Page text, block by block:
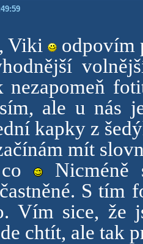
Viki
odpovím
nezapomeň
ale u nás
kapky z
mít
Nicméně
S tím
Vím sice, že
chtít, ale tak